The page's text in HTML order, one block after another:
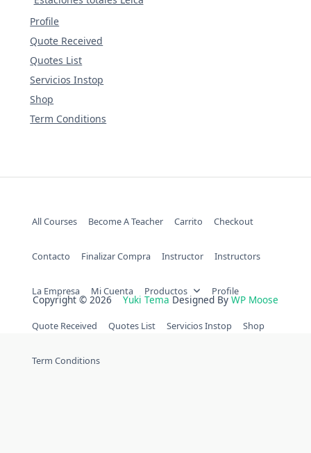
Profile
Quote Received
Quotes List
Servicios Instop
Shop
Term Conditions
All Courses Become A Teacher Carrito Checkout
Contacto Finalizar Compra Instructor Instructors
La Empresa Mi Cuenta Productos Profile
Quote Received Quotes List Servicios Instop Shop
Term Conditions
Copyright © 2026 Yuki Tema Designed By WP Moose